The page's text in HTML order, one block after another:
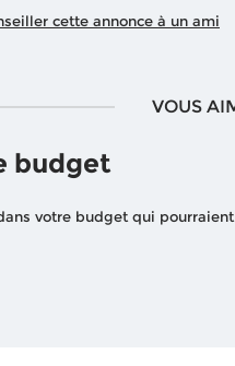
cette annonce à un ami
VOUS
budget
votre budget qui pourraient